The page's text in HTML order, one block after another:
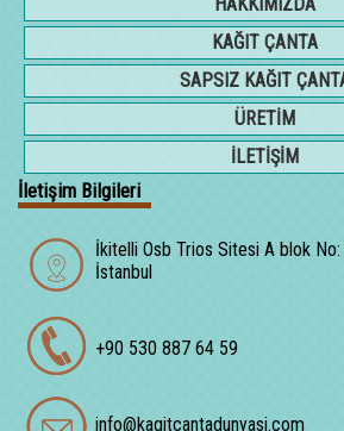
KAĞIT ÇANTA
SAPSIZ KAĞIT
ÜRETİM
İLETİŞİM
İletişim Bilgileri
İkitelli Osb Trios Sitesi A blok
İstanbul
+90 530 887 64 59
info@kagitcantadunyasi.com